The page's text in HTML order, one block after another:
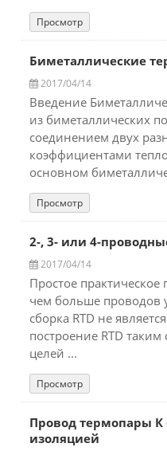
Просмотр
Биметаллические
2017/04/14
Введение
из биметаллических
соединением двух
коэффициентами
основном
Просмотр
2-, 3- или 4-
2017/04/14
Простое практическое
чем больше проводов
сборка RTD не
построение RTD
целей ...
Просмотр
Провод термопары К
изоляцией